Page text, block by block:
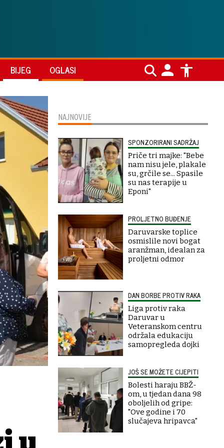
BIJEG OGLASI
NAJNOVIJE
SPONZORIRANI SADRŽAJ
Priče tri majke: "Bebe
nam nisu jele, plakale
su, grčile se... Spasile
su nas terapije u
Eponi"
PROLJETNO BUĐENJE
Daruvarske toplice
osmislile novi bogat
aranžman, idealan za
proljetni odmor
DAN BORBE PROTIV RAKA
Liga protiv raka
Daruvar u
Veteranskom centru
održala edukaciju
samopregleda dojki
JOŠ SE MOŽETE CIJEPITI
Bolesti haraju BBŽ-
om, u tjedan dana 98
oboljelih od gripe:
"Ove godine i 70
slučajeva hripavca"